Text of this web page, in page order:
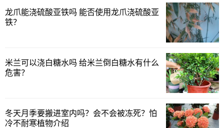
龙爪能浇硫酸亚铁吗 能否使用龙爪浇硫酸亚
铁？
米兰可以浇白糖水吗 给米兰倒白糖水有什么
危害？
冬天月季要搬进室内吗？会不会被冻死？怕
冷不耐寒植物介绍